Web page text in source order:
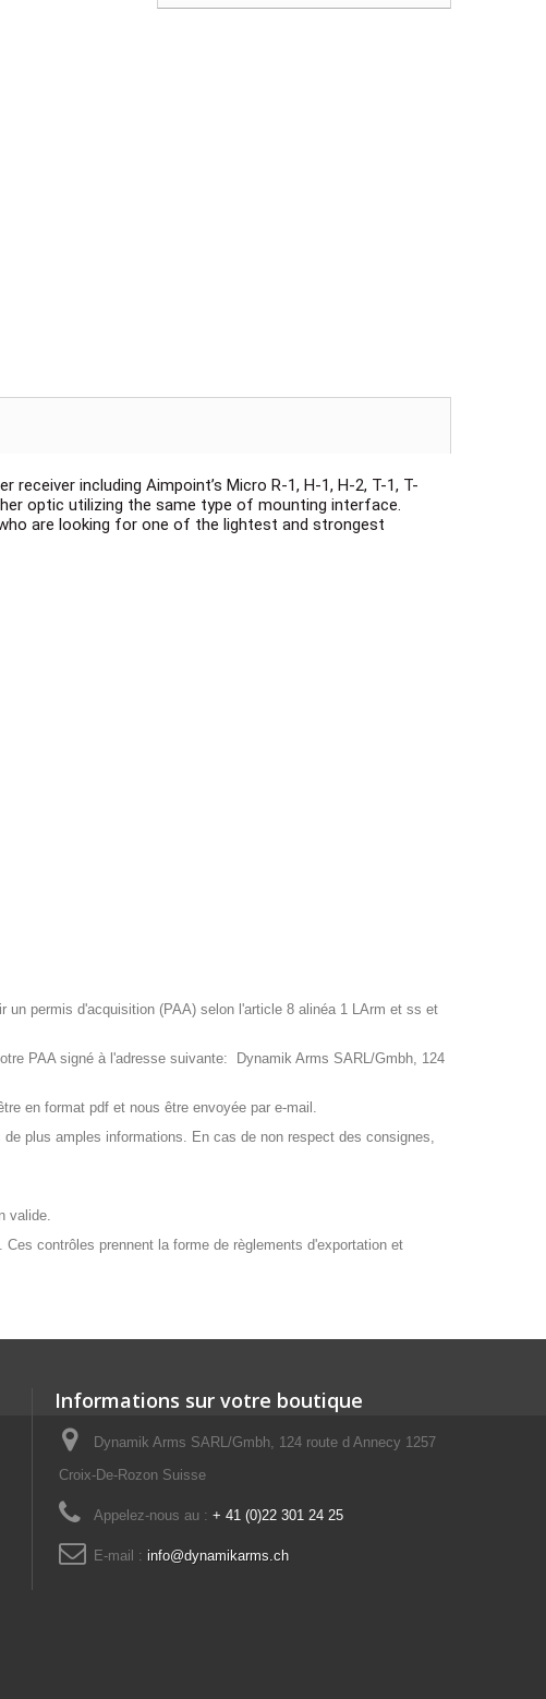
including Aimpoint’s Micro R-1, H-1, H-2, T-1, T-
optic utilizing the same type of mounting interface.
are looking for one of the lightest and strongest
un permis d'acquisition (PAA) selon l'article 8 alinéa 1 LArm et ss et
PAA signé à l'adresse suivante: Dynamik Arms SARL/Gmbh, 124
en format pdf et nous être envoyée par e-mail.
plus amples informations. En cas de non respect des consignes,
valide.
contrôles prennent la forme de règlements d'exportation et
Informations sur votre boutique
Dynamik Arms SARL/Gmbh, 124 route d Annecy 1257
Croix-De-Rozon Suisse
Appelez-nous au : + 41 (0)22 301 24 25
E-mail : info@dynamikarms.ch